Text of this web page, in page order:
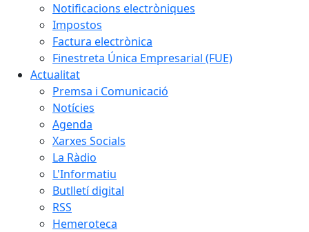
Notificacions electròniques
Impostos
Factura electrònica
Finestreta Única Empresarial (FUE)
Actualitat
Premsa i Comunicació
Notícies
Agenda
Xarxes Socials
La Ràdio
L'Informatiu
Butlletí digital
RSS
Hemeroteca